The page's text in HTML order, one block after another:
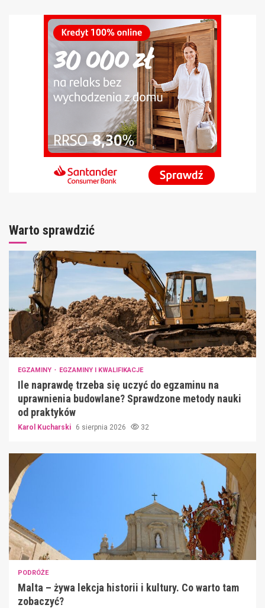
Warto sprawdzić
EGZAMINY EGZAMINY I KWALIFIKACJE
Ile naprawdę trzeba się uczyć do egzaminu na
uprawnienia budowlane? Sprawdzone metody nauki
od praktyków
Karol Kucharski 6 sierpnia 2026 32
PODRÓŻE
Malta – żywa lekcja historii i kultury. Co warto tam
zobaczyć?